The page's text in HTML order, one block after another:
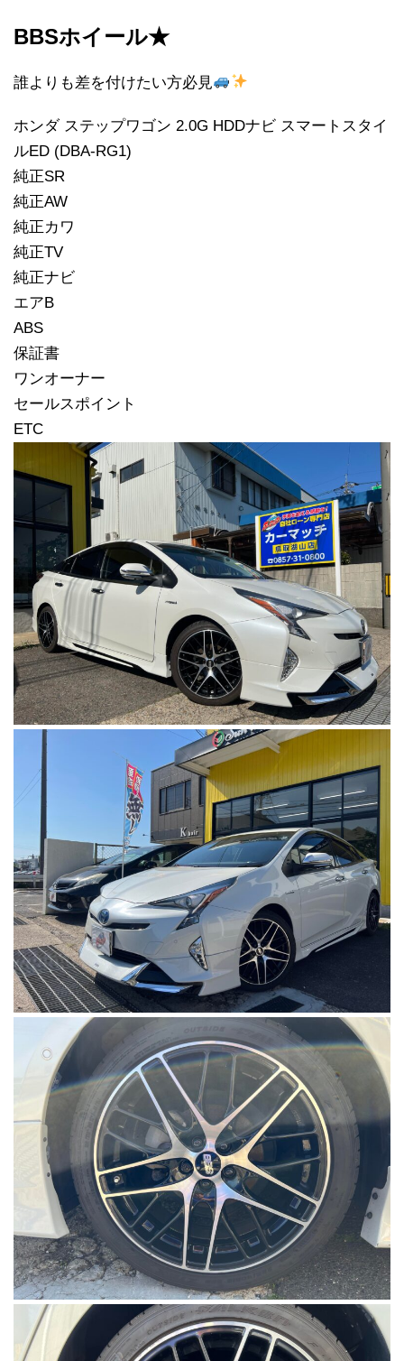
BBSホイール★
誰よりも差を付けたい方必見
ホンダ ステップワゴン 2.0G HDDナビ スマートスタイ
ルED (DBA-RG1)
純正SR
純正AW
純正カワ
純正TV
純正ナビ
エアB
ABS
保証書
ワンオーナー
セールスポイント
ETC